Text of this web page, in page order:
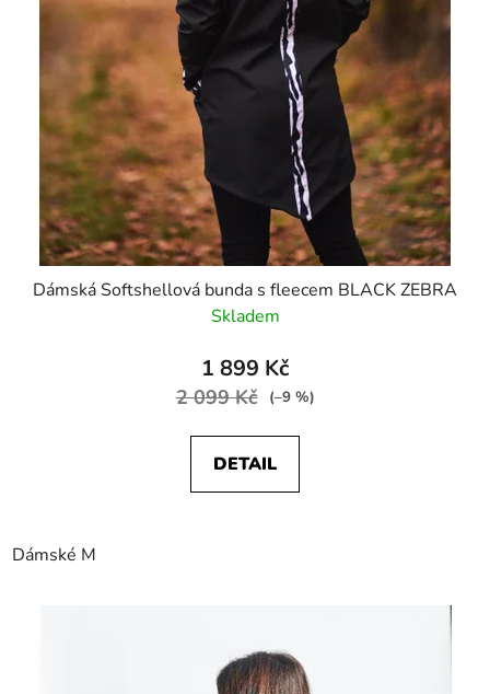
Dámská Softshellová bunda s fleecem BLACK ZEBRA
Skladem
1 899 Kč
2 099 Kč (–9 %)
DETAIL
Dámské M